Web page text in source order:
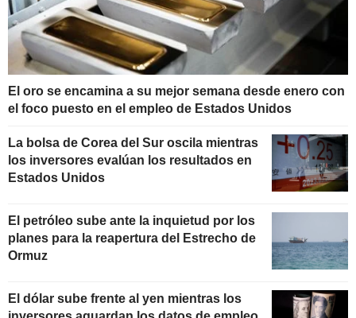
El oro se encamina a su mejor semana desde enero con
el foco puesto en el empleo de Estados Unidos
La bolsa de Corea del Sur oscila mientras
los inversores evalúan los resultados en
Estados Unidos
El petróleo sube ante la inquietud por los
planes para la reapertura del Estrecho de
Ormuz
El dólar sube frente al yen mientras los